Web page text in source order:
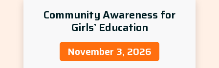
Community Awareness for
Girls’ Education
November 3, 2026